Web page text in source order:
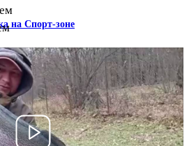
на Спорт-зоне